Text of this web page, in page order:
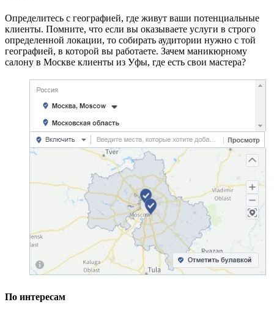
Определитесь с географией, где живут ваши потенциальные
клиенты. Помните, что если вы оказываете услуги в строго
определенной локации, то собирать аудитории нужно с той
географией, в которой вы работаете. Зачем маникюрному
салону в Москве клиенты из Уфы, где есть свои мастера?
По интересам